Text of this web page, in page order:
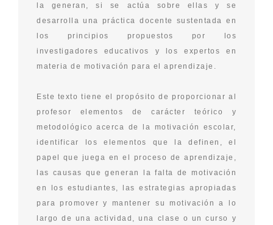
la generan, si se actúa sobre ellas y se
desarrolla una práctica docente sustentada en
los principios propuestos por los
investigadores educativos y los expertos en
materia de motivación para el aprendizaje.
Este texto tiene el propósito de proporcionar al
profesor elementos de carácter teórico y
metodológico acerca de la motivación escolar,
identificar los elementos que la definen, el
papel que juega en el proceso de aprendizaje,
las causas que generan la falta de motivación
en los estudiantes, las estrategias apropiadas
para promover y mantener su motivación a lo
largo de una actividad, una clase o un curso y